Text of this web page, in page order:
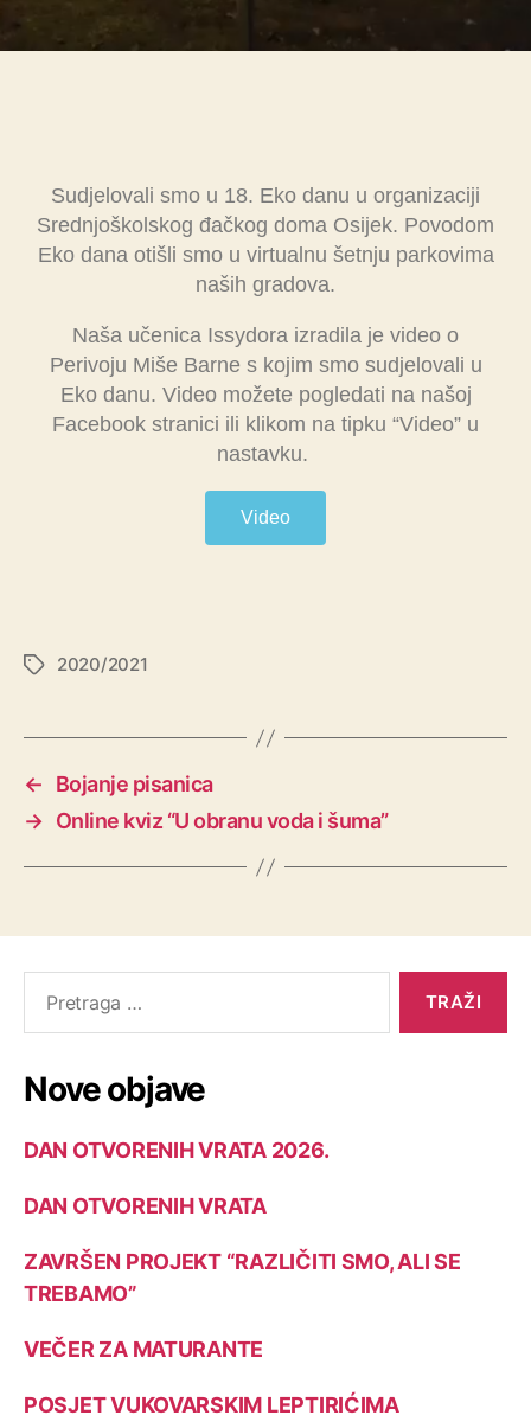
Sudjelovali smo u 18. Eko danu u organizaciji
Srednjoškolskog đačkog doma Osijek. Povodom
Eko dana otišli smo u virtualnu šetnju parkovima
naših gradova.
Naša učenica Issydora izradila je video o
Perivoju Miše Barne s kojim smo sudjelovali u
Eko danu. Video možete pogledati na našoj
Facebook stranici ili klikom na tipku “Video” u
nastavku.
Video
2020/2021
←
Bojanje pisanica
→ Online kviz “U obranu voda i šuma”
Nove objave
DAN OTVORENIH VRATA 2026.
DAN OTVORENIH VRATA
ZAVRŠEN PROJEKT “RAZLIČITI SMO, ALI SE
TREBAMO”
VEČER ZA MATURANTE
POSJET VUKOVARSKIM LEPTIRIĆIMA